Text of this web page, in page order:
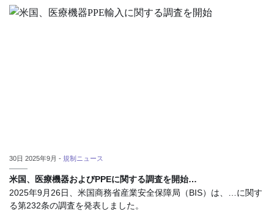
30日 2025年9月 - 規制ニュース
米国、医療機器およびPPEに関する調査を開始…
2025年9月26日、米国商務省産業安全保障局（BIS）は、…に関す
る第232条の調査を発表しました。